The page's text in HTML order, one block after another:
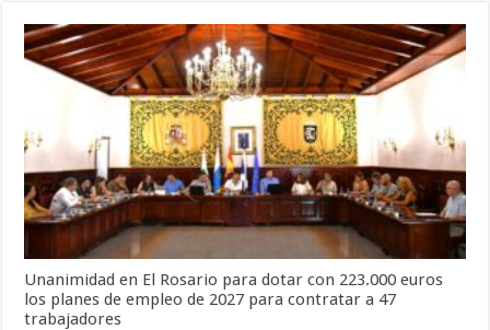
Unanimidad en El Rosario para dotar con 223.000 euros
los planes de empleo de 2027 para contratar a 47
trabajadores